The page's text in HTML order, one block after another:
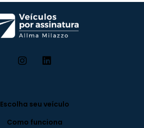
Escolha seu veículo
Como funciona